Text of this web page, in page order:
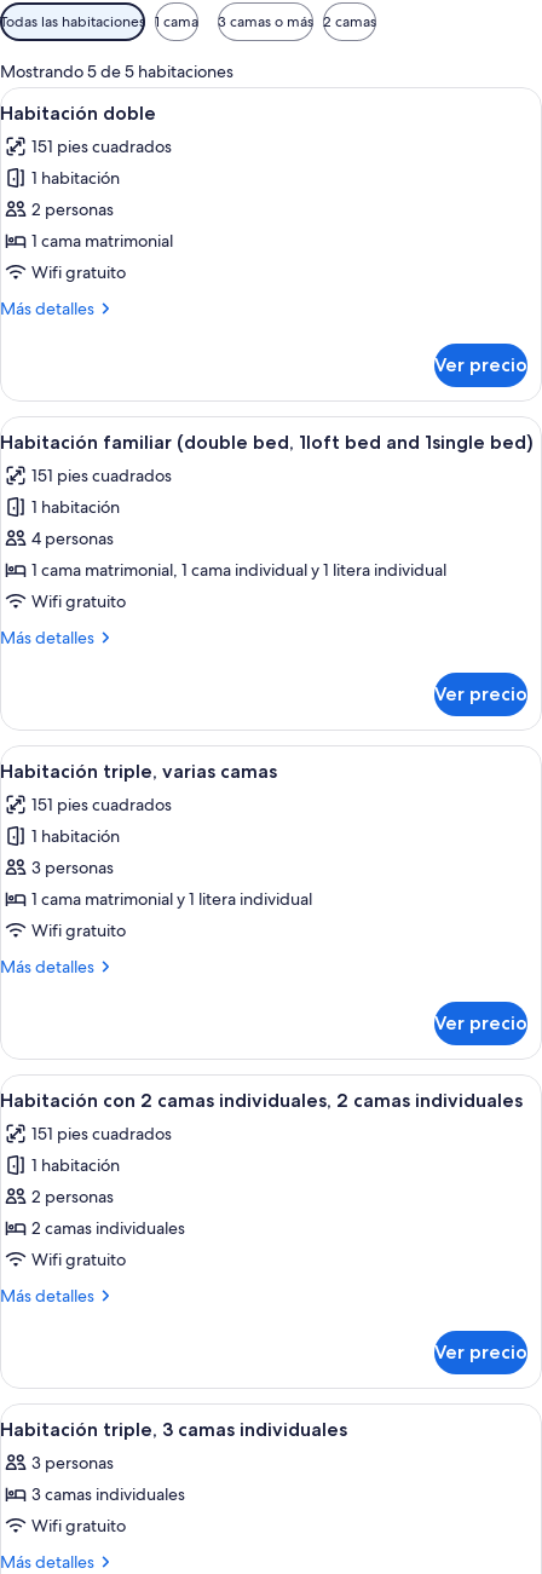
Filtros
disponibles
para
las
habitaciones
Todas las habitaciones 1 cama 3 camas o más 2 camas
Mostrando 5 de 5 habitaciones
Abrir
todas
las
fotos
de
Habitación
doble
Habitación de hotel con cama,
13
Habitación doble
151 pies cuadrados
1 habitación
2 personas
1 cama matrimonial
Wifi gratuito
Más detalles
Más
doble
Ver precio
Abrir
todas
las
fotos
de
Habitación
familiar
bed,
and
1single
bed)
Habitación de hotel con literas, un
15
Habitación familiar (double bed, 1loft bed and 1single bed)
151 pies cuadrados
1 habitación
4 personas
1 cama matrimonial, 1 cama individual y 1 litera individual
Wifi gratuito
Más detalles
Más
familiar
(double
bed,
bed
and
1single
bed)
Ver precio
Abrir
todas
las
fotos
de
Habitación
triple,
camas
Dormitorio con literas, un vestido
11
Habitación triple, varias camas
151 pies cuadrados
1 habitación
3 personas
1 cama matrimonial y 1 litera individual
Wifi gratuito
Más detalles
Más
triple,
varias
camas
Ver precio
Abrir
todas
las
fotos
de
Habitación
con
camas
camas
individuales
Escritorio, cortinas blackout,
8
Habitación con 2 camas individuales, 2 camas individuales
151 pies cuadrados
1 habitación
2 personas
2 camas individuales
Wifi gratuito
Más detalles
Más
con
camas
2
camas
Ver precio
Abrir
todas
las
fotos
de
Habitación
Habitación de hotel con cama,
4
Habitación triple, 3 camas individuales
3 personas
3 camas individuales
Wifi gratuito
Más detalles
Más